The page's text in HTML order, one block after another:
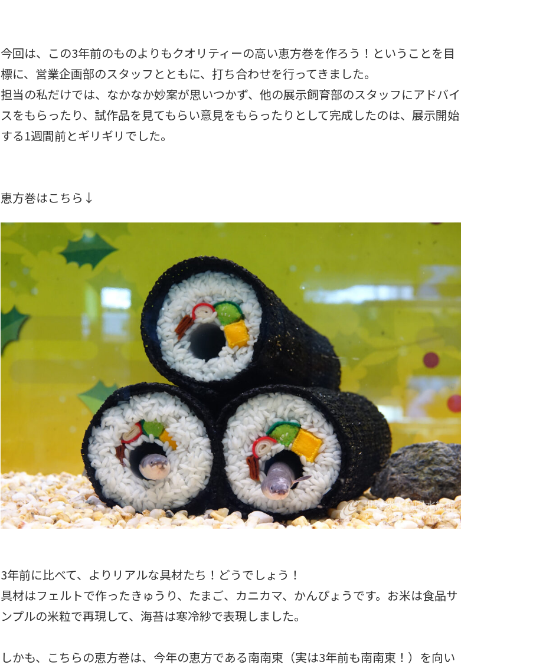
今回は、この3年前のものよりもクオリティーの高い恵方巻を作ろう！ということを目
標に、営業企画部のスタッフとともに、打ち合わせを行ってきました。
担当の私だけでは、なかなか妙案が思いつかず、他の展示飼育部のスタッフにアドバイ
スをもらったり、試作品を見てもらい意見をもらったりとして完成したのは、展示開始
する1週間前とギリギリでした。
恵方巻はこちら↓
3年前に比べて、よりリアルな具材たち！どうでしょう！
具材はフェルトで作ったきゅうり、たまご、カニカマ、かんぴょうです。お米は食品サ
ンプルの米粒で再現して、海苔は寒冷紗で表現しました。
しかも、こちらの恵方巻は、今年の恵方である南南東（実は3年前も南南東！）を向い